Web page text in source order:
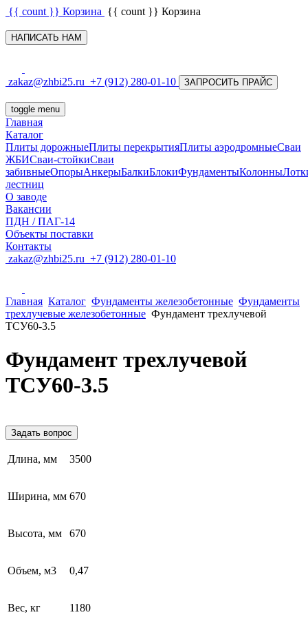
{{ count }} Корзина {{ count }} Корзина
НАПИСАТЬ НАМ
zakaz@zhbi25.ru +7 (912) 280-01-10 ЗАПРОСИТЬ ПРАЙС
toggle menu
Главная
Каталог
Плиты дорожныеПлиты перекрытияПлиты аэродромныеСваи
ЖБИСваи-стойкиСваи
забивныеОпорыАнкерыБалкиБлокиФундаментыКолонны
лестниц
О заводе
Вакансии
ПДН / ПАГ-14
Объекты поставки
Контакты
zakaz@zhbi25.ru +7 (912) 280-01-10
Главная Каталог Фундаменты железобетонные Фундаменты
трехлучевые железобетонные Фундамент трехлучевой
ТСУ60-3.5
Фундамент трехлучевой
ТСУ60-3.5
Задать вопрос
Длина, мм 3500
Ширина, мм 670
Высота, мм 670
Объем, м3 0,47
Вес, кг 1180